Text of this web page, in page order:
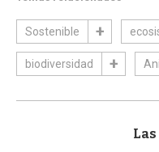
Sostenible
biodiversidad